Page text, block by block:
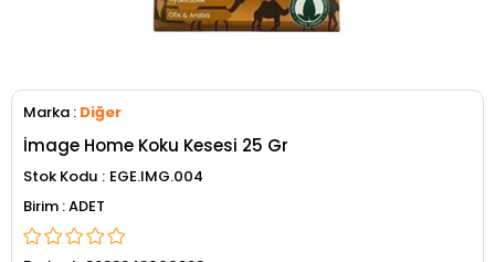
Marka : Diğer
İmage Home Koku Kesesi 25 Gr
Stok Kodu
EGE.IMG.004
ADET